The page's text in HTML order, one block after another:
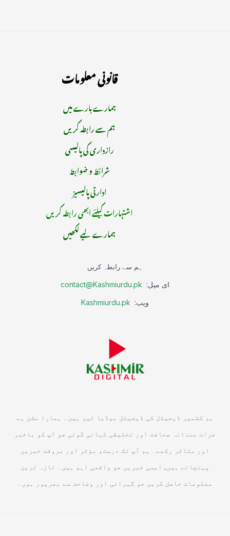
قانونی معلومات
ہمارے بارے میں
ہم سے رابطہ کریں
رازداری کی پالیسی
شرائط و ضوابط
ادارتی پالیسیز
اشتہارات کیلئے ابھی رابطہ کریں
ہمارے لیے لکھیں
ہم سے رابطہ کریں
ای میل: contact@Kashmiurdu.pk
ویب: Kashmiurdu.pk
ہم کشمیر ڈیجیٹل کی ڈیجیٹل میڈیا ٹیم ہیں۔ ہمارا مشن ہے
جرات مندانہ صحافت اور تخلیقی کہانی گوئی جو آپ کو باخبر
اور متاثر رکھے۔ ہم آپ تک درست، مؤثر اور بروقت خبریں
پہنچاتے ہیں, ایسی خبریں جو واقعی اہم ہیں۔ تازہ ترین
معلومات حاصل کریں جو گہرائی اور وضاحت سے بھرپور ہوں۔